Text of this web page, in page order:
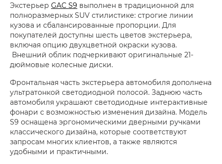
Экстерьер GAC S9 выполнен в традиционной для
полноразмерных SUV стилистике: строгие линии
кузова и сбалансированные пропорции. Для
покупателей доступны шесть цветов экстерьера,
включая опцию двухцветной окраски кузова.
Внешний облик подчеркивают оригинальные 21-
дюймовые колесные диски.
Фронтальная часть экстерьера автомобиля дополнена
ультратонкой светодиодной полосой. Заднюю часть
автомобиля украшают светодиодные интерактивные
фонари с возможностью изменения дизайна. Модель
S9 оснащена эргономическими дверными ручками
классического дизайна, которые соответствуют
запросам многих клиентов, а также являются
удобными и практичными.